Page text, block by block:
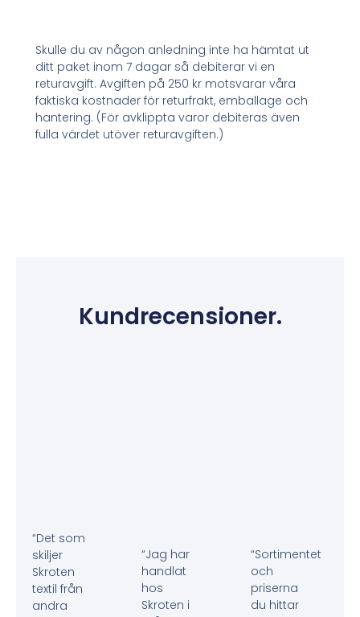
Skulle du av någon anledning inte ha hämtat ut
ditt paket inom 7 dagar så debiterar vi en
returavgift. Avgiften på 250 kr motsvarar våra
faktiska kostnader för returfrakt, emballage och
hantering. (För avklippta varor debiteras även
fulla värdet utöver returavgiften.)
Kundrecensioner.
“Det som
skiljer
Skroten
textil från
andra
“Jag har
handlat
hos
Skroten i
“Sortimentet
och
priserna
du hittar